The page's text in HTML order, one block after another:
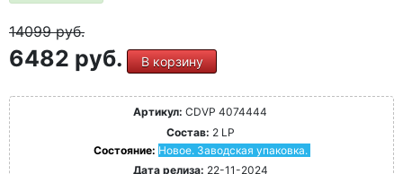
14099руб.
6482 руб. В корзину
Артикул: CDVP 4074444
Состав: 2 LP
Состояние: Новое. Заводская упаковка.
Дата релиза: 22-11-2024